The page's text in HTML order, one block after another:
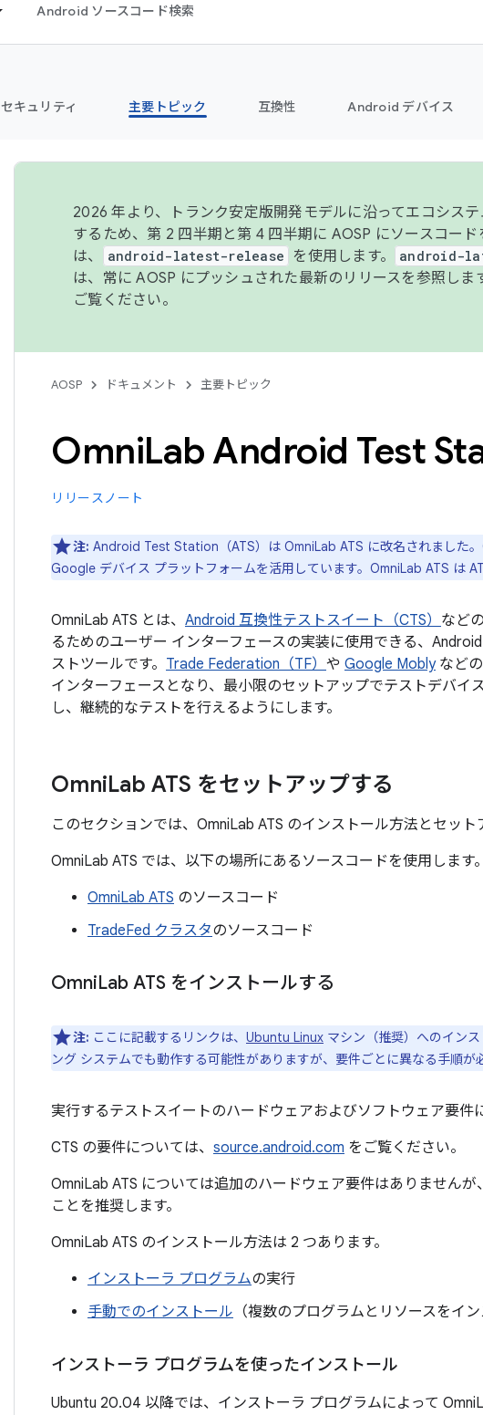
Android ソースコード検索
セキュリティ 主要トピック 互換性 Android デバイス
2026 年より、トランク安定版開発モデルに沿ってエコシス
するため、第 2 四半期と第 4 四半期に AOSP にソースコー
は、
android-latest-release を使用します。 android-
は、常に AOSP にプッシュされた最新のリリースを参照しま
ご覧ください。
AOSP ドキュメント 主要トピック
OmniLab Android Test
リリースノート
注: Android Test Station（ATS）は OmniLab ATS に改名されました
Google デバイス プラットフォームを活用しています。OmniLab ATS は
OmniLab ATS とは、 Android 互換性テストスイート（CTS） など
るためのユーザー インターフェースの実装に使用できる、
ストツールです。 Trade Federation（TF） や Google Moblyなど
インターフェースとなり、最小限のセットアップでテストデバイ
し、継続的なテストを行えるようにします。
OmniLab ATS をセットアップする
このセクションでは、OmniLab ATS のインストール方法とセット
OmniLab ATS では、以下の場所にあるソースコードを使用します。
OmniLab ATS のソースコード
TradeFed クラスタのソースコード
OmniLab ATS をインストールする
注: ここに記載するリンクは、 Ubuntu Linux マシン（推奨）へのイン
ング システムでも動作する可能性がありますが、要件ごとに異なる手順が
実行するテストスイートのハードウェアおよびソフトウェア要件
CTS の要件については、 source.android.com をご覧ください。
OmniLab ATS については追加のハードウェア要件はありませんが
ことを推奨します。
OmniLab ATS のインストール方法は 2 つあります。
インストーラ プログラムの実行
手動でのインストール （複数のプログラムとリソースをイ
インストーラ プログラムを使ったインストール
Ubuntu 20.04 以降では、インストーラ プログラムによって